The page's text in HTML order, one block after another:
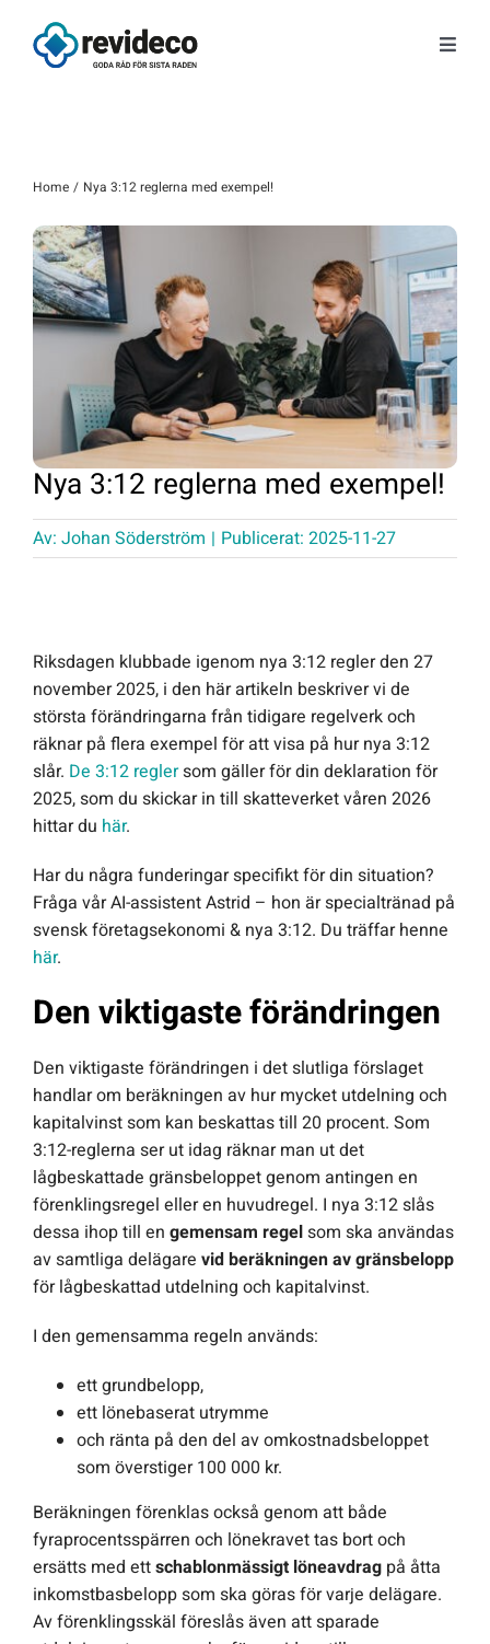
innehållet
Om oss
Tips & Nyheter
Gratis kunskap
Kontakt
Fråga Astrid
Offert Direkt
Home Nya 3:12 reglerna med exempel!
Nya 3:12 reglerna med exempel!
Av: Johan Söderström | Publicerat: 2025-11-27
Riksdagen klubbade igenom nya 3:12 regler den 27
november 2025, i den här artikeln beskriver vi de
största förändringarna från tidigare regelverk och
räknar på flera exempel för att visa på hur nya 3:12
slår. De 3:12 reglersom gäller för din deklaration för
2025, som du skickar in till skatteverket våren 2026
hittar du här.
Har du några funderingar specifikt för din situation?
Fråga vår AI-assistent Astrid – hon är specialtränad på
svensk företagsekonomi & nya 3:12. Du träffar henne
här.
Den viktigaste förändringen
Den viktigaste förändringen i det slutliga förslaget
handlar om beräkningen av hur mycket utdelning och
kapitalvinst som kan beskattas till 20 procent. Som
3:12-reglerna ser ut idag räknar man ut det
lågbeskattade gränsbeloppet genom antingen en
förenklingsregel eller en huvudregel. I nya 3:12 slås
dessa ihop till en gemensam regelsom ska användas
av samtliga delägare vid beräkningen av gränsbelopp
för lågbeskattad utdelning och kapitalvinst.
I den gemensamma regeln används:
ett grundbelopp,
ett lönebaserat utrymme
och ränta på den del av omkostnadsbeloppet
som överstiger 100 000 kr.
Beräkningen förenklas också genom att både
fyraprocentsspärren och lönekravet tas bort och
ersätts med ettschablonmässigt löneavdragpå åtta
inkomstbasbelopp som ska göras för varje delägare.
Av förenklingsskäl föreslås även att sparade